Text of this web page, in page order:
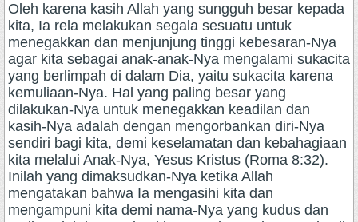
Oleh karena kasih Allah yang sungguh besar kepada
kita, Ia rela melakukan segala sesuatu untuk
menegakkan dan menjunjung tinggi kebesaran-Nya
agar kita sebagai anak-anak-Nya mengalami sukacita
yang berlimpah di dalam Dia, yaitu sukacita karena
kemuliaan-Nya. Hal yang paling besar yang
dilakukan-Nya untuk menegakkan keadilan dan
kasih-Nya adalah dengan mengorbankan diri-Nya
sendiri bagi kita, demi keselamatan dan kebahagiaan
kita melalui Anak-Nya, Yesus Kristus (Roma 8:32).
Inilah yang dimaksudkan-Nya ketika Allah
mengatakan bahwa Ia mengasihi kita dan
mengampuni kita demi nama-Nya yang kudus dan